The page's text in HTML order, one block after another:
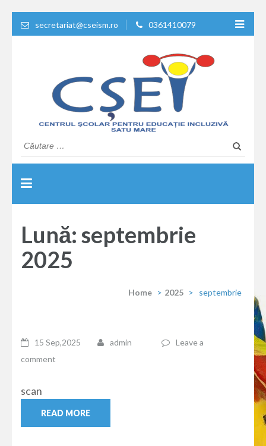
secretariat@cseism.ro 0361410079
Centrul Scolar Pentru
Educatie Inclusiva Satu
Caută
după:
Lună: septembrie
2025
Home > 2025 > septembrie
15 Sep,2025 admin
Leave a
comment
scan
READ MORE